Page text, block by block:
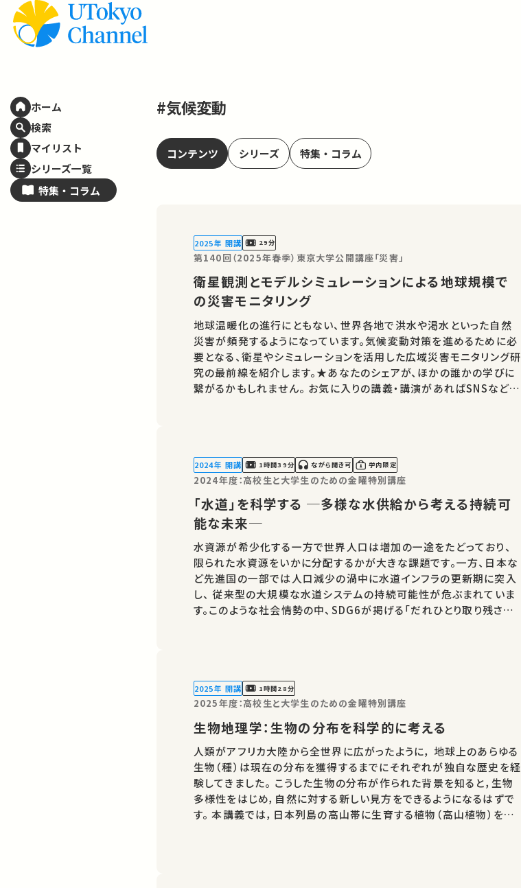
ホーム
検索
マイリスト
シリーズ一覧
特集・ コラム
#気候変動
コンテンツ シリーズ 特集・コラム
2025年 開講 29分
第140回（2025年春季）東京大学公開講座「災害」
衛星観測とモデルシミュレーションによる地球規模で
の災害モニタリング
地球温暖化の進行にともない、世界各地で洪水や渇水といった自然
災害が頻発するようになっています。気候変動対策を進めるために必
要となる、衛星やシミュレーションを活用した広域災害モニタリング研
究の最前線を紹介します。★あなたのシェアが、ほかの誰かの学びに
繋がるかもしれません。 お気に入りの講義・講演があればSNSなどで
2024年 開講 1時間39分 ながら聞き可 学内限定
2024年度：高校生と大学生のための金曜特別講座
「水道」を科学する ─多様な水供給から考える持続可
能な未来─
水資源が希少化する一方で世界人口は増加の一途をたどっており、
限られた水資源をいかに分配するかが大きな課題です。一方、日本な
ど先進国の一部では人口減少の渦中に水道インフラの更新期に突入
し、 従来型の大規模な水道システムの持続可能性が危ぶまれていま
す。このような社会情勢の中、SDG6が掲げる「だれひとり取り残さな
2025年 開講 1時間28分
2025年度：高校生と大学生のための金曜特別講座
生物地理学：生物の分布を科学的に考える
人類がアフリカ大陸から全世界に広がったように， 地球上のあらゆる
生物（種）は現在の分布を獲得するまでにそれぞれが独自な歴史を経
験してきました。 こうした生物の分布が作られた背景を知ると，生物
多様性をはじめ，自然に対する新しい見方をできるようになるはずで
す。 本講義では，日本列島の高山帯に生育する植物（高山植物）を例